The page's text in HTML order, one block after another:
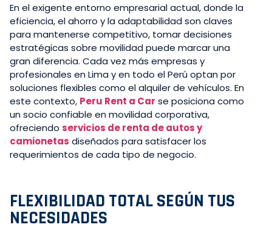
En el exigente entorno empresarial actual, donde la
eficiencia, el ahorro y la adaptabilidad son claves
para mantenerse competitivo, tomar decisiones
estratégicas sobre movilidad puede marcar una
gran diferencia. Cada vez más empresas y
profesionales en Lima y en todo el Perú optan por
soluciones flexibles como el alquiler de vehículos. En
este contexto, Peru Rent a Car se posiciona como
un socio confiable en movilidad corporativa,
ofreciendo servicios de renta de autos y
camionetas diseñados para satisfacer los
requerimientos de cada tipo de negocio.
FLEXIBILIDAD TOTAL SEGÚN TUS
NECESIDADES